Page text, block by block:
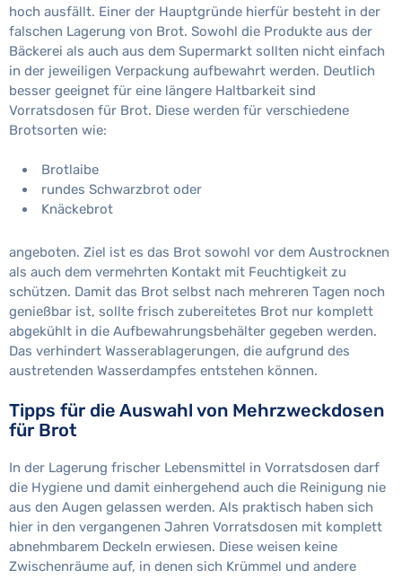
hoch ausfällt. Einer der Hauptgründe hierfür besteht in der
falschen Lagerung von Brot. Sowohl die Produkte aus der
Bäckerei als auch aus dem Supermarkt sollten nicht einfach
in der jeweiligen Verpackung aufbewahrt werden. Deutlich
besser geeignet für eine längere Haltbarkeit sind
Vorratsdosen für Brot. Diese werden für verschiedene
Brotsorten wie:
Brotlaibe
rundes Schwarzbrot oder
Knäckebrot
angeboten. Ziel ist es das Brot sowohl vor dem Austrocknen
als auch dem vermehrten Kontakt mit Feuchtigkeit zu
schützen. Damit das Brot selbst nach mehreren Tagen noch
genießbar ist, sollte frisch zubereitetes Brot nur komplett
abgekühlt in die Aufbewahrungsbehälter gegeben werden.
Das verhindert Wasserablagerungen, die aufgrund des
austretenden Wasserdampfes entstehen können.
Tipps für die Auswahl von Mehrzweckdosen
für Brot
In der Lagerung frischer Lebensmittel in Vorratsdosen darf
die Hygiene und damit einhergehend auch die Reinigung nie
aus den Augen gelassen werden. Als praktisch haben sich
hier in den vergangenen Jahren Vorratsdosen mit komplett
abnehmbarem Deckeln erwiesen. Diese weisen keine
Zwischenräume auf, in denen sich Krümmel und andere